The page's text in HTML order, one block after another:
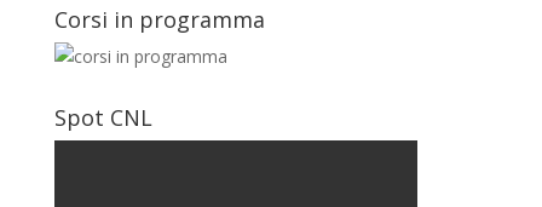
Corsi in programma
Spot CNL